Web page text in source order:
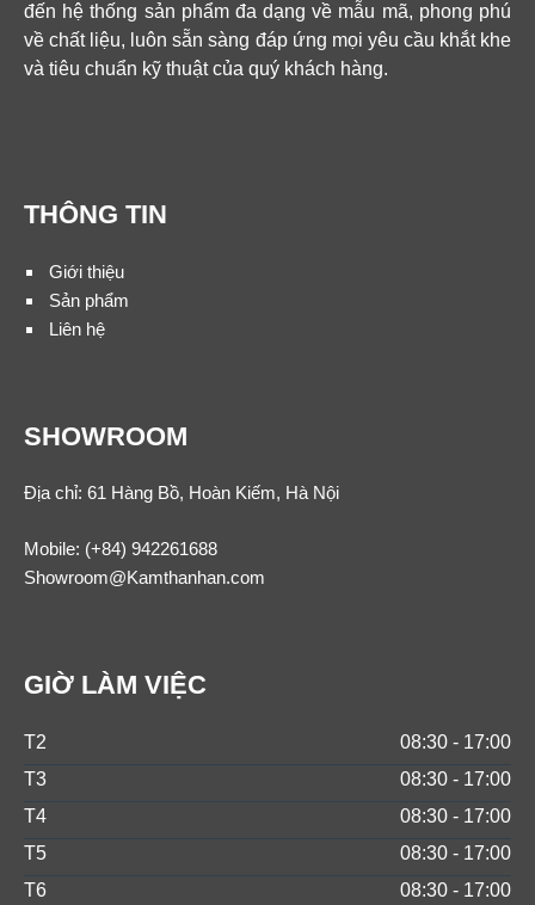
đến hệ thống sản phẩm đa dạng về mẫu mã, phong phú
về chất liệu, luôn sẵn sàng đáp ứng mọi yêu cầu khắt khe
và tiêu chuẩn kỹ thuật của quý khách hàng.
THÔNG TIN
Giới thiệu
Sản phẩm
Liên hệ
SHOWROOM
Địa chỉ: 61 Hàng Bồ, Hoàn Kiếm, Hà Nội
Mobile: (+84) 942261688
Showroom@Kamthanhan.com
GIỜ LÀM VIỆC
T2
08:30 - 17:00
T3
08:30 - 17:00
T4
08:30 - 17:00
T5
08:30 - 17:00
T6
08:30 - 17:00